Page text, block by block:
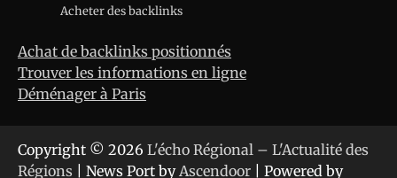
Acheter des backlinks
Achat de backlinks positionnés
Trouver les informations en ligne
Déménager à Paris
Copyright © 2026 L'écho Régional – L'Actualité des
Régions | News Port by Ascendoor | Powered by